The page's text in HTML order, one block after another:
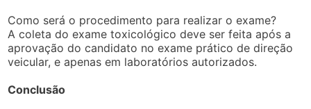
Como será o procedimento para realizar o exame?
A coleta do exame toxicológico deve ser feita após a
aprovação do candidato no exame prático de direção
veicular, e apenas em laboratórios autorizados.
Conclusão